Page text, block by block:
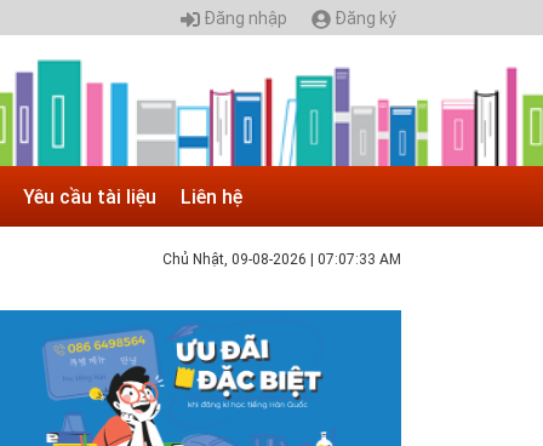
Đăng nhập Đăng ký
Yêu cầu tài liệu Liên hệ
Chủ Nhật, 09-08-2026 07:07:34 AM